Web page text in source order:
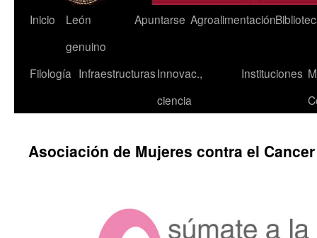
Saltar
contenido
Inicio
León
genuino
Apuntarse Agroalimentación
Filología InfraestructurasInnovac.,
ciencia
Instituciones
Asociación de Mujeres contra el